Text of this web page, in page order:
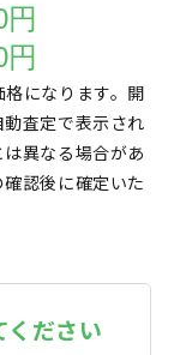
になります。開
査定で表示され
異なる場合があ
認後に確定いた
ください